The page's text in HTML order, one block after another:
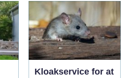
Kloakservice for at